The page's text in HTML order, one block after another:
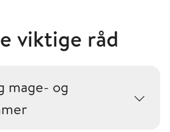
viktige råd
mage- og